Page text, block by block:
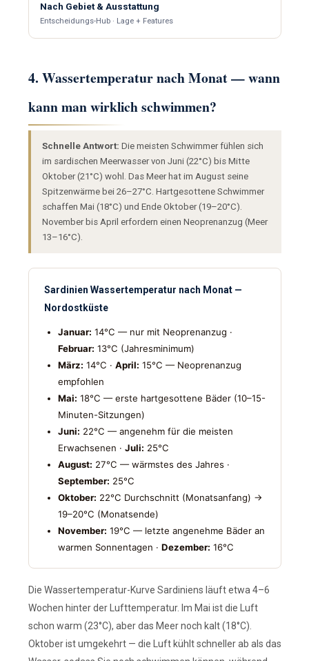
Nach Gebiet & Ausstattung
Entscheidungs-Hub · Lage + Features
4. Wassertemperatur nach Monat — wann
kann man wirklich schwimmen?
Schnelle Antwort: Die meisten Schwimmer fühlen sich
im sardischen Meerwasser von Juni (22°C) bis Mitte
Oktober (21°C) wohl. Das Meer hat im August seine
Spitzenwärme bei 26–27°C. Hartgesottene Schwimmer
schaffen Mai (18°C) und Ende Oktober (19–20°C).
November bis April erfordern einen Neoprenanzug (Meer
13–16°C).
Sardinien Wassertemperatur nach Monat —
Nordostküste
Januar: 14°C — nur mit Neoprenanzug ·
Februar: 13°C (Jahresminimum)
März: 14°C · April: 15°C — Neoprenanzug
empfohlen
Mai: 18°C — erste hartgesottene Bäder (10–15-
Minuten-Sitzungen)
Juni: 22°C — angenehm für die meisten
Erwachsenen · Juli: 25°C
August: 27°C — wärmstes des Jahres ·
September: 25°C
Oktober: 22°C Durchschnitt (Monatsanfang) →
19–20°C (Monatsende)
November: 19°C — letzte angenehme Bäder an
warmen Sonnentagen · Dezember: 16°C
Die Wassertemperatur-Kurve Sardiniens läuft etwa 4–6
Wochen hinter der Lufttemperatur. Im Mai ist die Luft
schon warm (23°C), aber das Meer noch kalt (18°C).
Oktober ist umgekehrt — die Luft kühlt schneller ab als das